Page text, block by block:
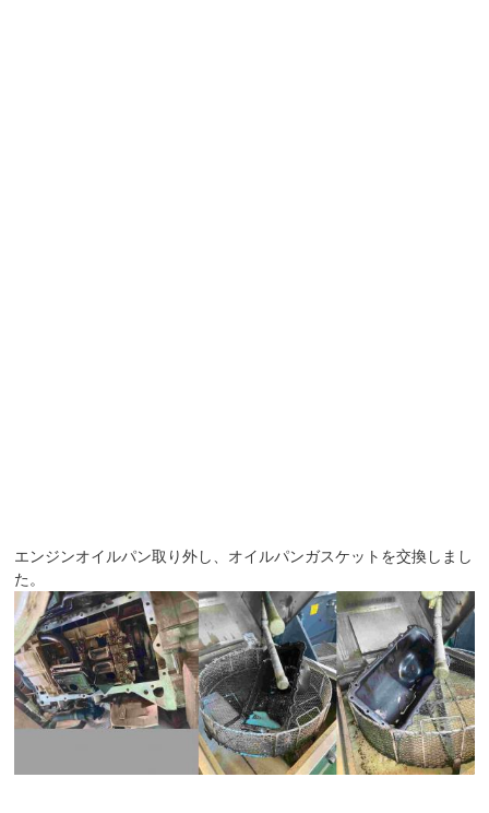
エンジンオイルパン取り外し、オイルパンガスケットを交換しまし
た。